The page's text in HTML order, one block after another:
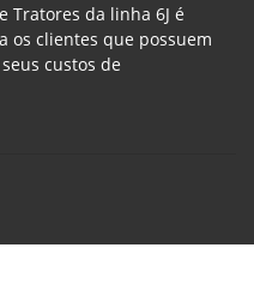
Tratores da linha 6J é
os clientes que possuem
custos de